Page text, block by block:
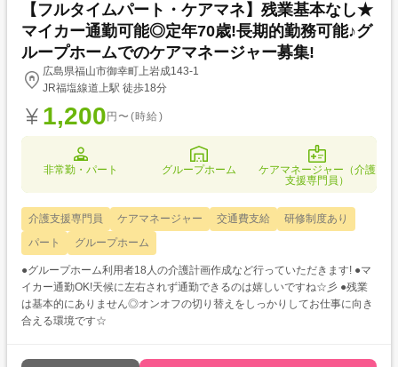
【フルタイムパート・ケアマネ】残業基本なし★
マイカー通勤可能◎定年70歳!長期的勤務可能♪グ
ループホームでのケアマネージャー募集!
広島県福山市御幸町上岩成143-1
JR福塩線道上駅 徒歩18分
1,200 円〜(時給)
非常勤・パート グループホーム
ケアマネージャー（介護
支援専門員）
介護支援専門員 ケアマネージャー 交通費支給
研修制度あり
パート
グループホーム
●グループホーム利用者18人の介護計画作成など行っていただきます! ●マ
イカー通勤OK!天候に左右されず通勤できるのは嬉しいですね☆彡 ●残業
は基本的にありません◎オンオフの切り替えをしっかりしてお仕事に向き
合える環境です☆